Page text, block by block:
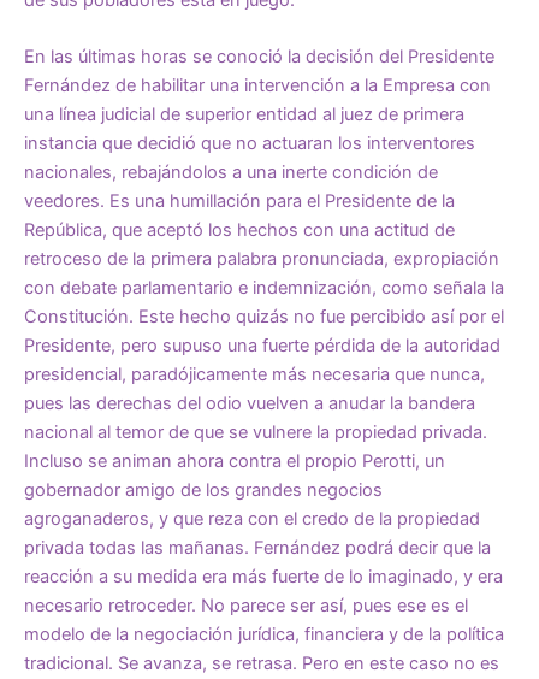
En las últimas horas se conoció la decisión del Presidente
Fernández de habilitar una intervención a la Empresa con
una línea judicial de superior entidad al juez de primera
instancia que decidió que no actuaran los interventores
nacionales, rebajándolos a una inerte condición de
veedores. Es una humillación para el Presidente de la
República, que aceptó los hechos con una actitud de
retroceso de la primera palabra pronunciada, expropiación
con debate parlamentario e indemnización, como señala la
Constitución. Este hecho quizás no fue percibido así por el
Presidente, pero supuso una fuerte pérdida de la autoridad
presidencial, paradójicamente más necesaria que nunca,
pues las derechas del odio vuelven a anudar la bandera
nacional al temor de que se vulnere la propiedad privada.
Incluso se animan ahora contra el propio Perotti, un
gobernador amigo de los grandes negocios
agroganaderos, y que reza con el credo de la propiedad
privada todas las mañanas. Fernández podrá decir que la
reacción a su medida era más fuerte de lo imaginado, y era
necesario retroceder. No parece ser así, pues ese es el
modelo de la negociación jurídica, financiera y de la política
tradicional. Se avanza, se retrasa. Pero en este caso no es